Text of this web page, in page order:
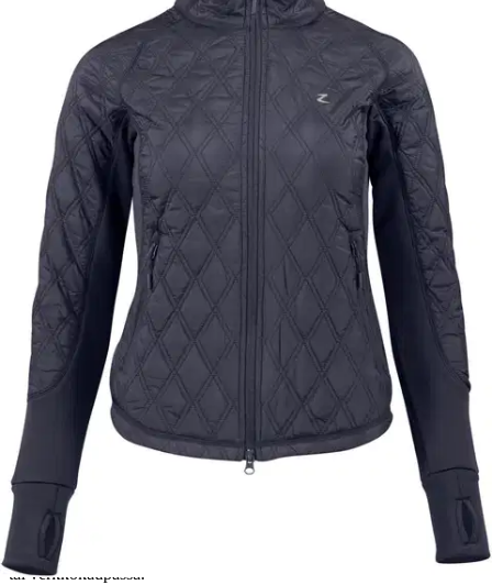
mukautumaan hyvin liikkeisiisi.
Ominaisuudet
Arviot
Tuotearvioiden keskiarvo3,7
Julkaisemme tuotearvioita vain varmistetuista ostoksista. Niitä voivat
kirjoittaa asiakkaat, jotka ovat käyttäneet S-Etukorttia myymälässä
tai verkkokaupassa.